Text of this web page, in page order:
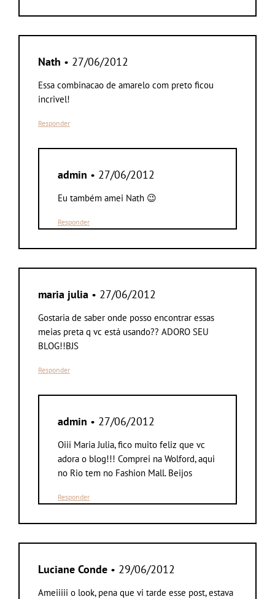
Nath • 27/06/2012
Essa combinacao de amarelo com preto ficou
incrivel!
Responder
admin • 27/06/2012
Eu também amei Nath 😉
Responder
maria julia • 27/06/2012
Gostaria de saber onde posso encontrar essas
meias preta q vc está usando?? ADORO SEU
BLOG!!BJS
Responder
admin • 27/06/2012
Oiii Maria Julia, fico muito feliz que vc
adora o blog!!! Comprei na Wolford, aqui
no Rio tem no Fashion Mall. Beijos
Responder
Luciane Conde • 29/06/2012
Ameiiiii o look, pena que vi tarde esse post, estava